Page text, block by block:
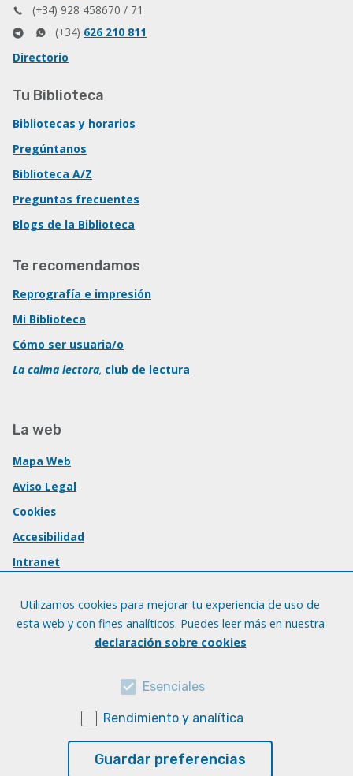
(+34) 928 458670 / 71
(+34) 626 210 811
Directorio
Tu Biblioteca
Bibliotecas y horarios
Pregúntanos
Biblioteca A/Z
Preguntas frecuentes
Blogs de la Biblioteca
Te recomendamos
Reprografía e impresión
Mi Biblioteca
Cómo ser usuaria/o
La calma lectora, club de lectura
La web
Mapa Web
Aviso Legal
Cookies
Accesibilidad
Intranet
Utilizamos cookies para mejorar tu experiencia de uso de
esta web y con fines analíticos. Puedes leer más en nuestra
declaración sobre cookies
Esenciales
Rendimiento y analítica
Guardar preferencias